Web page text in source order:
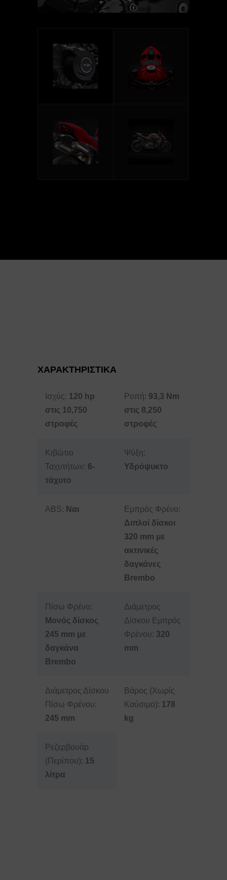
ΧΑΡΑΚΤΗΡΙΣΤΙΚΑ
Ισχύς: 120 hp
στις 10,750
στροφές
Ροπή: 93,3 Nm
στις 8,250
στροφές
Κιβώτιο
Ταχυτήτων: 6-
τάχυτο
Ψύξη:
Υδρόψυκτο
ABS: Ναι
Εμπρός Φρένο:
Διπλοί δίσκοι
320 mm με
ακτινικές
δαγκάνες
Brembo
Πίσω Φρένο:
Μονός δίσκος
245 mm με
δαγκάνα
Brembo
Διάμετρος
Δίσκου Εμπρός
Φρένου: 320
mm
Διάμετρος Δίσκου
Πίσω Φρένου:
245 mm
Βάρος (Χωρίς
Καύσιμο): 178
kg
Ρεζερβουάρ
(Περίπου): 15
λίτρα